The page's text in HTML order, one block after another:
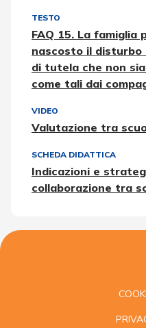
TESTO
FAQ 15. La famiglia
nascosto il disturbo
di tutela che non
come tali dai
VIDEO
Valutazione tra
SCHEDA DIDATTICA
Indicazioni e
collaborazione tra